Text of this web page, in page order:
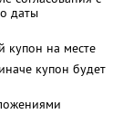
даты
купон на месте
купон будет